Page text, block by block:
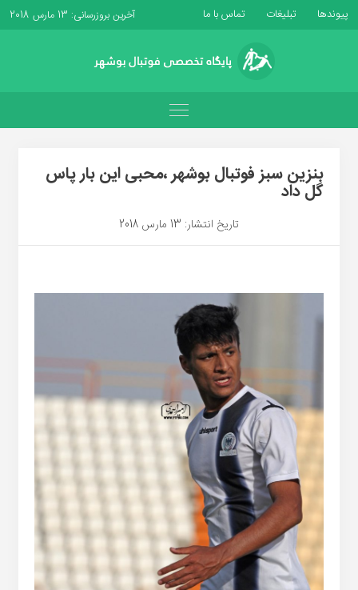
پیوندها تبلیغات تماس با ما آخرین بروزرسانی: 13 مارس 2018
بنزین سبز فوتبال بوشهر ،محبی این بار پاس
گل داد
تاریخ انتشار: 13 مارس 2018